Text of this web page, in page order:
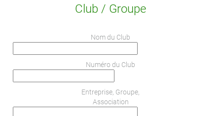
Club / Groupe
Nom du Club
Numéro du Club
Entreprise, Groupe,
Association